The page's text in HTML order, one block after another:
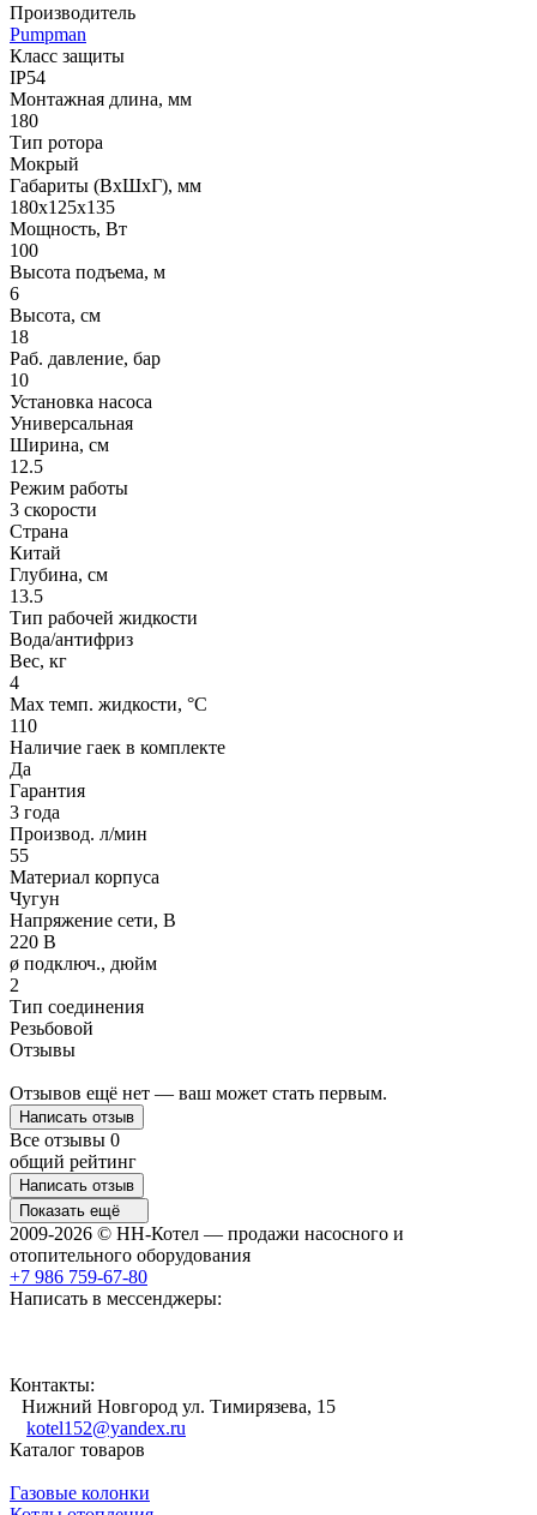
Производитель
Pumpman
Класс защиты
IP54
Монтажная длина, мм
180
Тип ротора
Мокрый
Габариты (ВхШхГ), мм
180x125x135
Мощность, Вт
100
Высота подъема, м
6
Высота, см
18
Раб. давление, бар
10
Установка насоса
Универсальная
Ширина, см
12.5
Режим работы
3 скорости
Страна
Китай
Глубина, см
13.5
Тип рабочей жидкости
Вода/антифриз
Вес, кг
4
Max темп. жидкости, °С
110
Наличие гаек в комплекте
Да
Гарантия
3 года
Производ. л/мин
55
Материал корпуса
Чугун
Напряжение сети, В
220 В
ø подключ., дюйм
2
Тип соединения
Резьбовой
Отзывы
Отзывов ещё нет — ваш может стать первым.
Написать отзыв
Все отзывы 0
общий рейтинг
Написать отзыв
Показать ещё
2009-2026 © НН-Котел — продажи насосного и
отопительного оборудования
+7 986 759-67-80
Написать в мессенджеры:
Контакты:
Нижний Новгород ул. Тимирязева, 15
kotel152@yandex.ru
Каталог товаров
Газовые колонки